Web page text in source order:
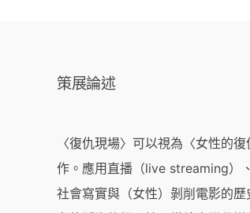
策展論述
〈復仇現場〉可以視為〈女性的
作。應用直播（live streaming）
社會寫實與（女性）剝削電影的